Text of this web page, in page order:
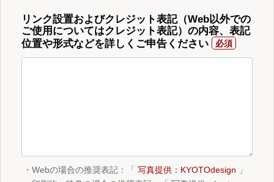
リンク設置およびクレジット表記（Web以外での
ご使用についてはクレジット表記）の内容、表記
位置や形式などを詳しくご申告ください
・Webの場合の推奨表記：「 写真提供：KYOTOdesign 」